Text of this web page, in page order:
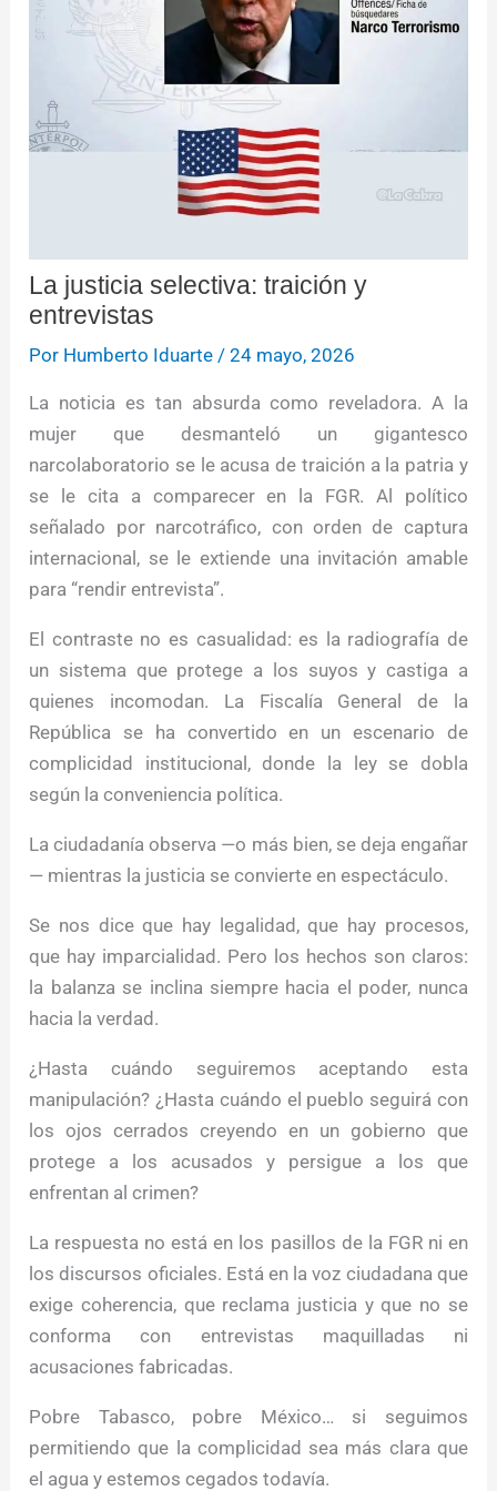
La justicia selectiva: traición y
entrevistas
Por Humberto Iduarte /24 mayo, 2026
La noticia es tan absurda como reveladora. A la
mujer que desmanteló un gigantesco
narcolaboratorio se le acusa de traición a la patria y
se le cita a comparecer en la FGR. Al político
señalado por narcotráfico, con orden de captura
internacional, se le extiende una invitación amable
para “rendir entrevista”.
El contraste no es casualidad: es la radiografía de
un sistema que protege a los suyos y castiga a
quienes incomodan. La Fiscalía General de la
República se ha convertido en un escenario de
complicidad institucional, donde la ley se dobla
según la conveniencia política.
La ciudadanía observa —o más bien, se deja engañar
— mientras la justicia se convierte en espectáculo.
Se nos dice que hay legalidad, que hay procesos,
que hay imparcialidad. Pero los hechos son claros:
la balanza se inclina siempre hacia el poder, nunca
hacia la verdad.
¿Hasta cuándo seguiremos aceptando esta
manipulación? ¿Hasta cuándo el pueblo seguirá con
los ojos cerrados creyendo en un gobierno que
protege a los acusados y persigue a los que
enfrentan al crimen?
La respuesta no está en los pasillos de la FGR ni en
los discursos oficiales. Está en la voz ciudadana que
exige coherencia, que reclama justicia y que no se
conforma con entrevistas maquilladas ni
acusaciones fabricadas.
Pobre Tabasco, pobre México… si seguimos
permitiendo que la complicidad sea más clara que
el agua y estemos cegados todavía.